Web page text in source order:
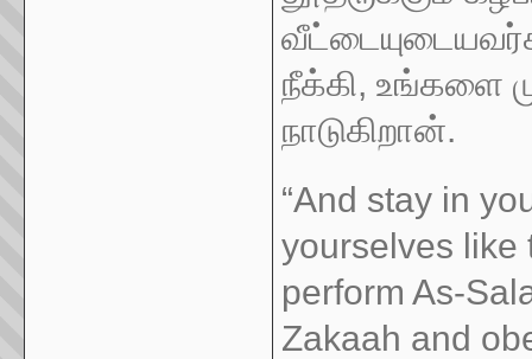
நீக்கி, உங்களை
நாடுகிறான்.
“And stay in
yourselves like
perform As-
Zakaah and